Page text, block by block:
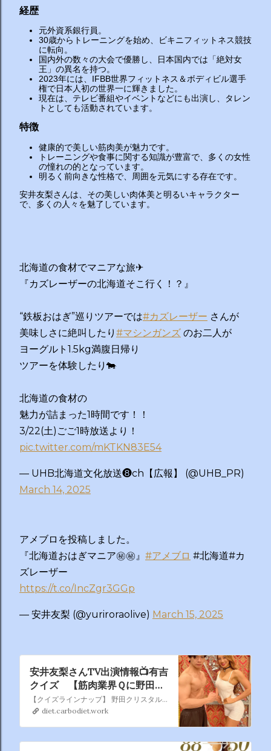
経歴
元外資系銀行員。
30歳からトレーニングを始め、ビキニフィットネス競技
に転向。
国内外の数々の大会で優勝し、日本国内では「絶対女
王」の異名を持つ。
2023年には、IFBB世界フィットネス＆ボディビル選手
権で日本人初の世界一に輝きました。
現在は、テレビ番組やイベントなどにも出演し、タレン
トとしても活動されています。
特徴
健康的で美しい筋肉美が魅力です。
トレーニングや食事に関する知識が豊富で、多くの女性
の憧れの的となっています。
明るく前向きな性格で、周囲を元気にする存在です。
安井友梨さんは、その美しい肉体美と明るいキャラクター
で、多くの人々を魅了しています。
北海道の食材でマニアな旅✈
『カズレーザーの北海道そこ行く！？』
“鉄板おはぎ”巡りツアーでは#カズレーザー さんが
美味しさに絶叫したり #マシンガンズ のお二人が
ヨーグルト1.5kg満腹日帰り
ツアーを体験したり🐄
北海道の食材の
魅力が詰まった1時間です！！
3/22(土)ごご1時放送より！
pic.twitter.com/mKTKN83E54
— UHB北海道文化放送❽ch【広報】 (@UHB_PR)
March 14, 2025
アメブロを投稿しました。
『北海道おはぎマニア㊙️㊙️』 #アメブロ #北海道#カ
ズレーザー
https://t.co/IncZgr3GGp
— 安井友梨 (@yuriroraolive) March 15, 2025
安井友梨さんTV出演情報📺有吉
クイズ 【筋肉業界Ｑに野田ク
リ＆ビキニの女王】3/10 (月)
0:40 ～ 1:10
【クイズラインナップ】 野田クリスタル持ち込み ビキニの女王と筋肉業界の裏側Ｑ 筋トレの奥深さを、 ビキニフィットネスの日本大会９連覇中の安井友梨、野田クリスタルがスタジオで実技も交え解説！
diet.carbodiet.work